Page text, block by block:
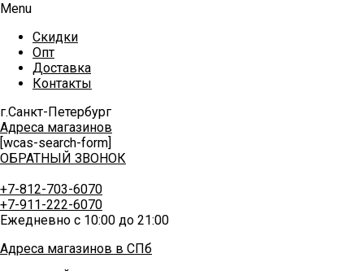
Menu
Скидки
Опт
Доставка
Контакты
г.Санкт-Петербург
Адреса магазинов
[wcas-search-form]
ОБРАТНЫЙ ЗВОНОК
+7-812-703-6070
+7-911-222-6070
Ежедневно с 10:00 до 21:00
Адреса магазинов в СПб